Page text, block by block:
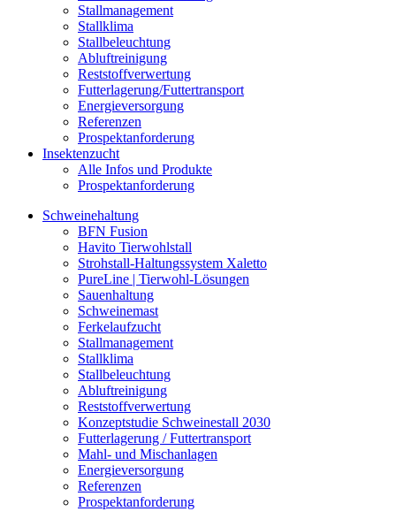
Stallmanagement
Stallklima
Stallbeleuchtung
Abluftreinigung
Reststoffverwertung
Futterlagerung/Futtertransport
Energieversorgung
Referenzen
Prospektanforderung
Insektenzucht
Alle Infos und Produkte
Prospektanforderung
Schweinehaltung
BFN Fusion
Havito Tierwohlstall
Strohstall-Haltungssystem Xaletto
PureLine | Tierwohl-Lösungen
Sauenhaltung
Schweinemast
Ferkelaufzucht
Stallmanagement
Stallklima
Stallbeleuchtung
Abluftreinigung
Reststoffverwertung
Konzeptstudie Schweinestall 2030
Futterlagerung / Futtertransport
Mahl- und Mischanlagen
Energieversorgung
Referenzen
Prospektanforderung